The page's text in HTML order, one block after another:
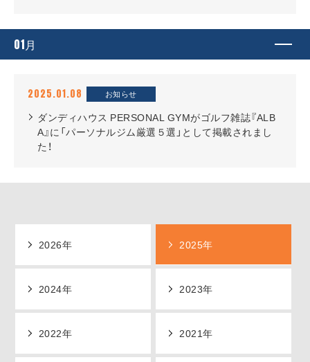
01月
2025.01.08 お知らせ
ダンディハウス PERSONAL GYMがゴルフ雑誌『ALB
A』に「パーソナルジム厳選５選」として掲載されまし
た！
2026年 2025年
2024年 2023年
2022年 2021年